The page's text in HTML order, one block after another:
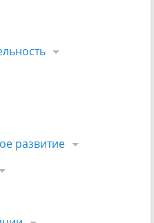
развитие